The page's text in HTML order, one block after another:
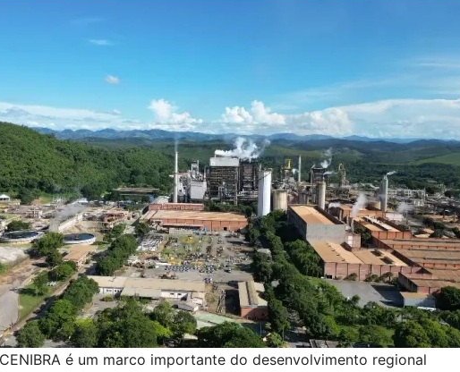
é um marco importante do desenvolvimento regional